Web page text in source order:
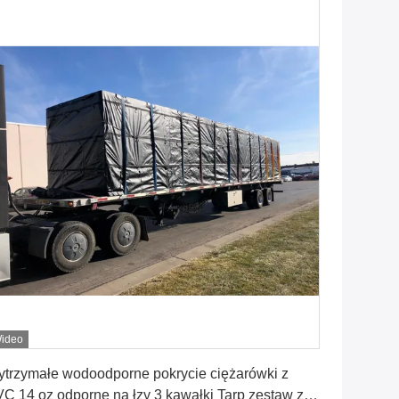
wodoodporne pokrycie ciężarówki z
14 oz odporne na łzy 3 kawałki Tarp zestaw z 6